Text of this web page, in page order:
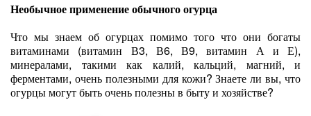
Необычное применение обычного огурца
Что мы знаем об огурцах помимо того что они богаты
витаминами (витамин В3, В6, В9, витамин А и Е),
минералами, такими как калий, кальций, магний, и
ферментами, очень полезными для кожи? Знаете ли вы, что
огурцы могут быть очень полезны в быту и хозяйстве?